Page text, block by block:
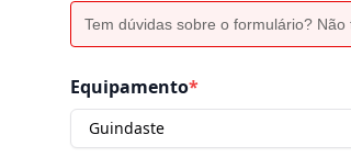
Tem dúvidas sobre o formulário?
Equipamento*
Guindaste